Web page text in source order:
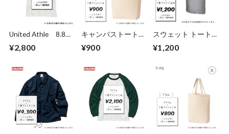
United Athle 8.8oz
ン Tシャツ（ 品番
¥2,800
キャンバストート
TCC)
¥900
スウェット トート
0877)
¥1,200